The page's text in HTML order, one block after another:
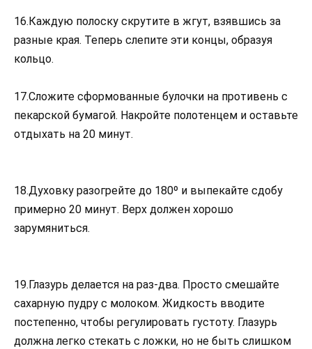
16.Каждую полоску скрутите в жгут, взявшись за
разные края. Теперь слепите эти концы, образуя
кольцо.
17.Сложите сформованные булочки на противень с
пекарской бумагой. Накройте полотенцем и оставьте
отдыхать на 20 минут.
18.Духовку разогрейте до 180º и выпекайте сдобу
примерно 20 минут. Верх должен хорошо
зарумяниться.
19.Глазурь делается на раз-два. Просто смешайте
сахарную пудру с молоком. Жидкость вводите
постепенно, чтобы регулировать густоту. Глазурь
должна легко стекать с ложки, но не быть слишком